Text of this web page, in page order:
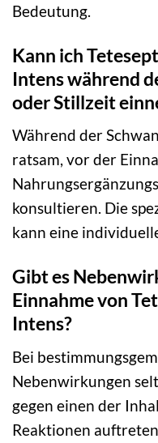
Bedeutung.
Kann ich
Intens während
oder Stillzeit
Während der
ratsam, vor der
konsultieren. Die
kann eine
Gibt es
Einnahme von
Intens?
Bei
Nebenwirkungen
gegen einen der
Reaktionen